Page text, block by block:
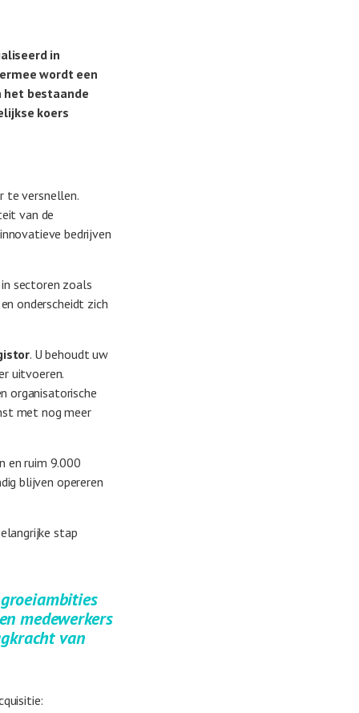
in
wordt een
bestaande
koers
te versnellen.
van de
bedrijven
sectoren zoals
onderscheidt zich
. U behoudt uw
uitvoeren.
organisatorische
met nog meer
en ruim 9.000
blijven opereren
stap
medewerkers
van